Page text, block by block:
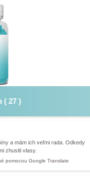
( 27 )
a mám ich veľmi rada. Odkedy
zhustli vlasy.
pomocou Google Translate